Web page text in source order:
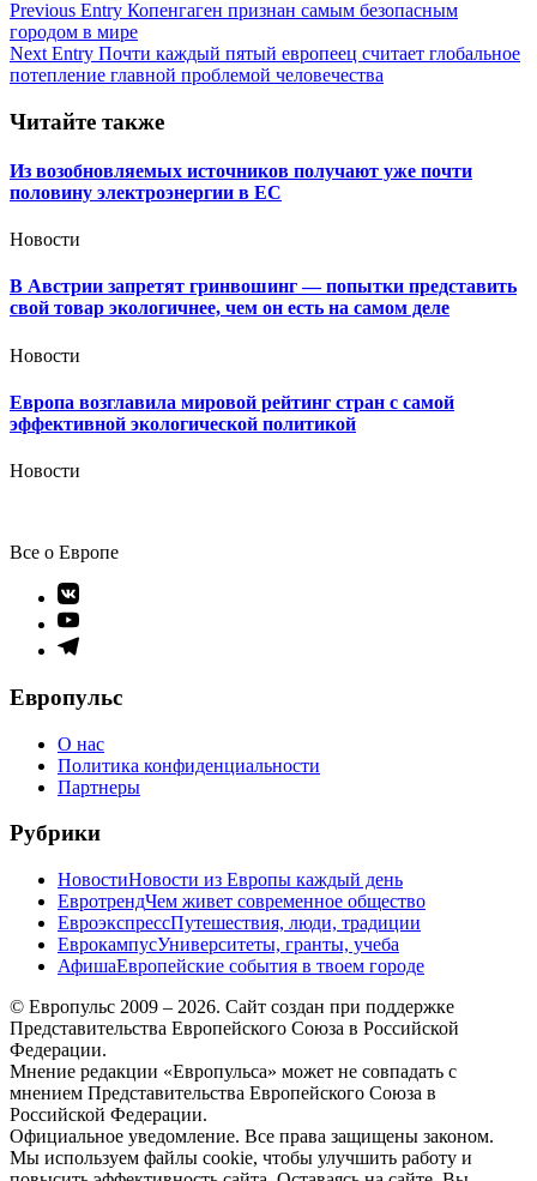
Навигация
по
записям
Previous Entry Копенгаген признан самым безопасным
городом в мире
Next Entry Почти каждый пятый европеец считает глобальное
потепление главной проблемой человечества
Читайте также
Из возобновляемых источников получают уже почти
половину электроэнергии в ЕС
Новости
В Австрии запретят гринвошинг — попытки представить
свой товар экологичнее, чем он есть на самом деле
Новости
Европа возглавила мировой рейтинг стран с самой
эффективной экологической политикой
Новости
Все о Европе
Элемент
меню
Элемент
меню
Элемент
Европульс
О нас
Политика конфиденциальности
Партнеры
Рубрики
НовостиНовости из Европы каждый день
ЕвротрендЧем живет современное общество
ЕвроэкспрессПутешествия, люди, традиции
ЕврокампусУниверситеты, гранты, учеба
АфишаЕвропейские события в твоем городе
© Европульс 2009 – 2026. Сайт создан при поддержке
Представительства Европейского Союза в Российской
Федерации.
Мнение редакции «Европульса» может не совпадать с
мнением Представительства Европейского Союза в
Российской Федерации.
Официальное уведомление. Все права защищены законом.
Мы используем файлы cookie, чтобы улучшить работу и